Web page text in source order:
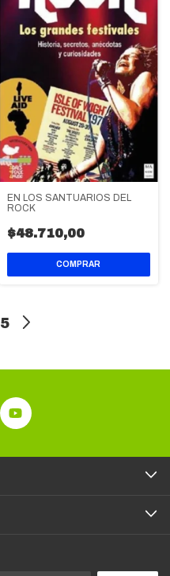
EN LOS SANTUARIOS DEL
ROCK
$48.710,00
5